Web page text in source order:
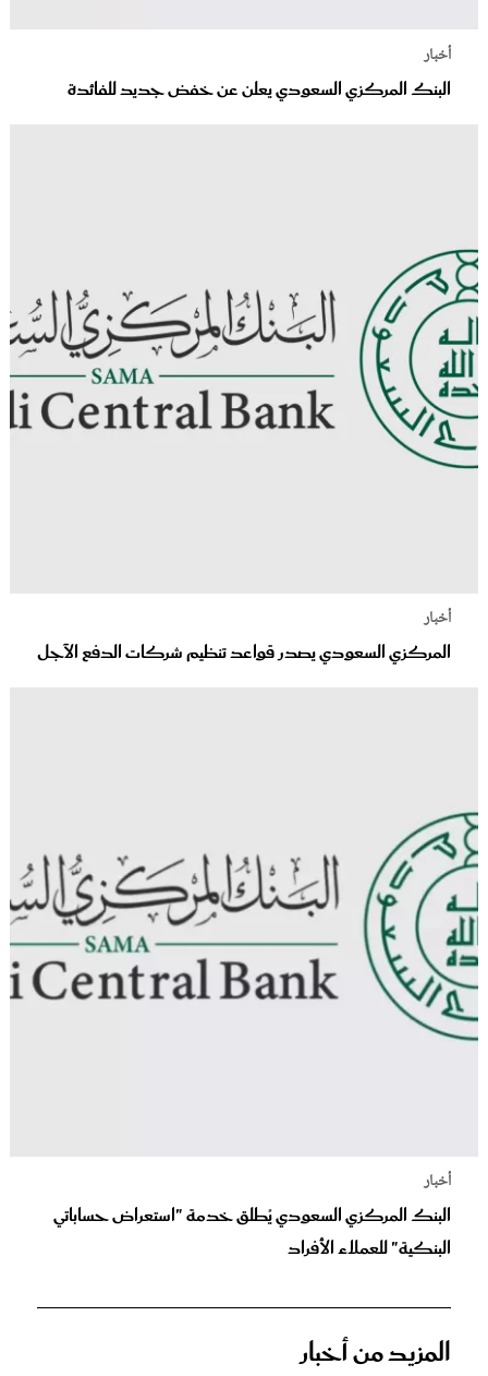
أخبار
البنك المركزي السعودي يعلن عن خفض جديد للفائدة
أخبار
المركزي السعودي يصدر قواعد تنظيم شركات الدفع الآجل
أخبار
البنك المركزي السعودي يُطلق خدمة "استعراض حساباتي
البنكية" للعملاء الأفراد
المزيد من أخبار